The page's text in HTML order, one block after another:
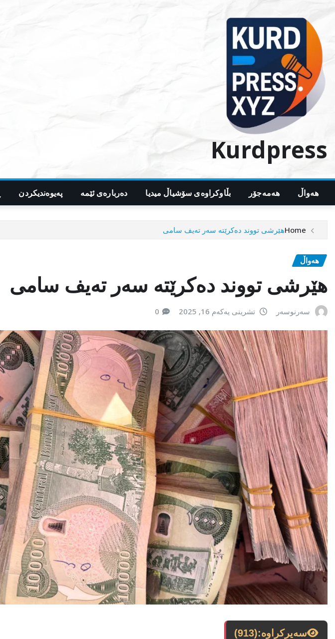
content
Kurdpress
هەواڵ هەمەجۆر بڵاوکراوەی سۆشیاڵ میدیا دەربارەی ئێمە پەیوەندیکردن
Homeهێرشی تووند دەکرێتە سەر تەیف سامی
هەواڵ
هێرشی تووند دەکرێتە سەر تەیف سامی
سەرنوسەر تشرینی یەکەم 16, 2025 0
سەیرکراوە:(913)